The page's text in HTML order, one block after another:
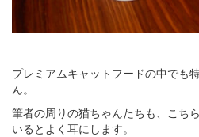
プレミアムキャットフードの中でも
ん。
筆者の周りの猫ちゃんたちも、こち
いるとよく耳にします。